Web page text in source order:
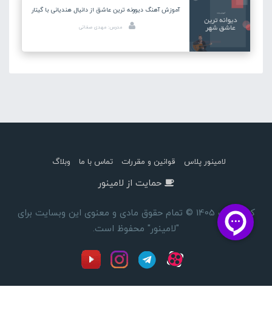
آموزش آهنگ دیوونه ترین عاشق از دانیال هندیانی با گیتار
مدرس: مهدی صفاتی
لامینور پلاس قوانین و مقررات تماس با ما وبلاگ
حمایت از لامینور
کپی رایت 1405 © تمام حقوق مادی و معنوی این وبسایت برای
"لامینور" محفوظ است.